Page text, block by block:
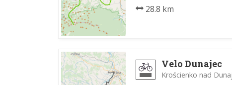
28.8 km
Velo Dunajec
Krościenko nad